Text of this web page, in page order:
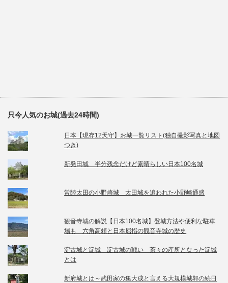
只今人気のお城(過去24時間)
日本【現存12天守】お城一覧リスト(独自撮影写真と地図
つき)
新発田城 半分残念だけど素晴らしい日本100名城
常陸太田の小野崎城 太田城を追われた小野崎通盛
観音寺城の解説【日本100名城】登城方法や便利な駐車
場も 六角高頼と日本屈指の観音寺城の歴史
淀古城と淀城 淀古城の戦い 茶々の産所となった淀城
とは
新府城とは～武田家の集大成と言える大規模城郭の続日